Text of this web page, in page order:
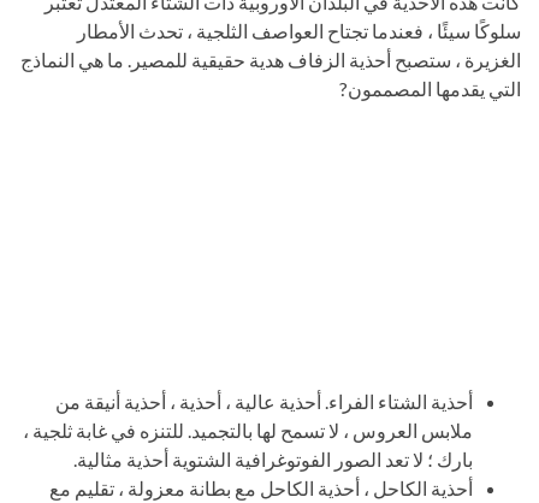
سلوكًا سيئًا ، فعندما تجتاح العواصف الثلجية ، تحدث الأمطار
الغزيرة ، ستصبح أحذية الزفاف هدية حقيقية للمصير. ما هي النماذج
التي يقدمها المصممون?
أحذية الشتاء الفراء. أحذية عالية ، أحذية ، أحذية أنيقة من
ملابس العروس ، لا تسمح لها بالتجميد. للتنزه في غابة ثلجية ،
بارك ؛ لا تعد الصور الفوتوغرافية الشتوية أحذية مثالية.
أحذية الكاحل ، أحذية الكاحل مع بطانة معزولة ، تقليم مع